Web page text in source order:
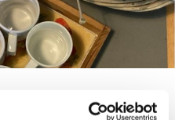
10.00 - 11.30